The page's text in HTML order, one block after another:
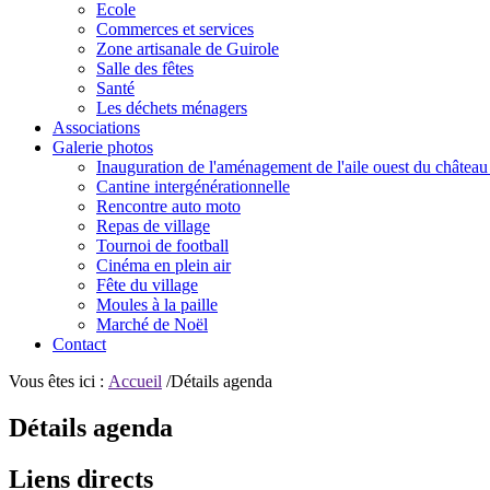
Ecole
Commerces et services
Zone artisanale de Guirole
Salle des fêtes
Santé
Les déchets ménagers
Associations
Galerie photos
Inauguration de l'aménagement de l'aile ouest du
Cantine intergénérationnelle
Rencontre auto moto
Repas de village
Tournoi de football
Cinéma en plein air
Fête du village
Moules à la paille
Marché de Noël
Contact
Vous êtes ici : Accueil /Détails agenda
Détails agenda
Liens directs